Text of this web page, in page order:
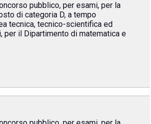
pubblico, per esami, per la
di categoria D, a tempo
tecnica, tecnico-scientifica ed
per il Dipartimento di matematica e